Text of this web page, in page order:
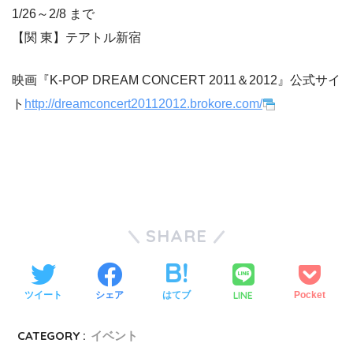
1/26～2/8 まで
【関 東】テアトル新宿
映画『K-POP DREAM CONCERT 2011＆2012』公式サイ
ト http://dreamconcert20112012.brokore.com/
SHARE
ツイート シェア はてブ LINE Pocket
CATEGORY : イベント